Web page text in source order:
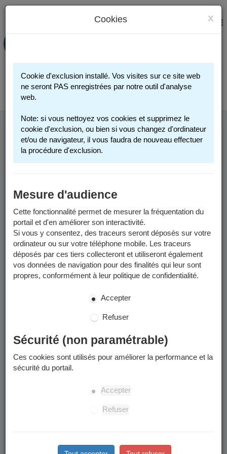
PORTAIL FAMILLE
Connexion
MENU
BIENVENUE SUR
VOTRE PORTAIL
FAMILLE
En quelques clics, vous
pouvez :
Préinscrire votre enfant à l'école
Inscrire votre enfant à la restauration scolaire et aux
accueils périscolaires (matin,midi,soir)
Effectuer une inscription à une activité sportive pour adulte
Consulter et mettre à jour vos coordonnées mail et
téléphoniques
Consulter et télécharger vos factures et autres documents
(règlements, flyers...)
vous avons transmis (certificat d'inscription scolaire,
x
Cookies
Cookie d'exclusion installé. Vos visites sur ce site web
ne seront PAS enregistrées par notre outil d'analyse
web.
Note: si vous nettoyez vos cookies et supprimez le
cookie d'exclusion, ou bien si vous changez d'ordinateur
et/ou de navigateur, il vous faudra de nouveau effectuer
la procédure d'exclusion.
Mesure d'audience
Cette fonctionnalité permet de mesurer la fréquentation du
portail et d'en améliorer son interactivité.
Si vous y consentez, des traceurs seront déposés sur votre
ordinateur ou sur votre téléphone mobile. Les traceurs
déposés par ces tiers collecteront et utiliseront également
vos données de navigation pour des finalités qui leur sont
propres, conformément à leur politique de confidentialité.
Accepter
Refuser
Sécurité (non paramétrable)
Ces cookies sont utilisés pour améliorer la performance et la
sécurité du portail.
Accepter
Refuser